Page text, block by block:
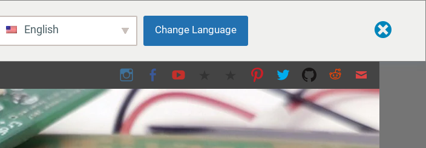
English Change Language
electrónica, impresión 3D y más...